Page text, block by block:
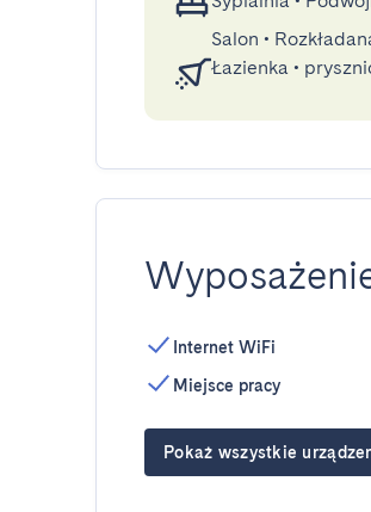
Salon •
Łazienka •
Internet WiFi
Miejsce pracy
Pokaż wszystkie